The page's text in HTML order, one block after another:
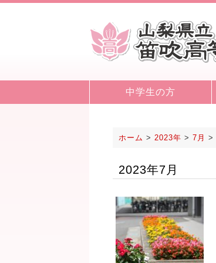
中学生の方
ホーム > 2023年 > 7月 >
2023年7月